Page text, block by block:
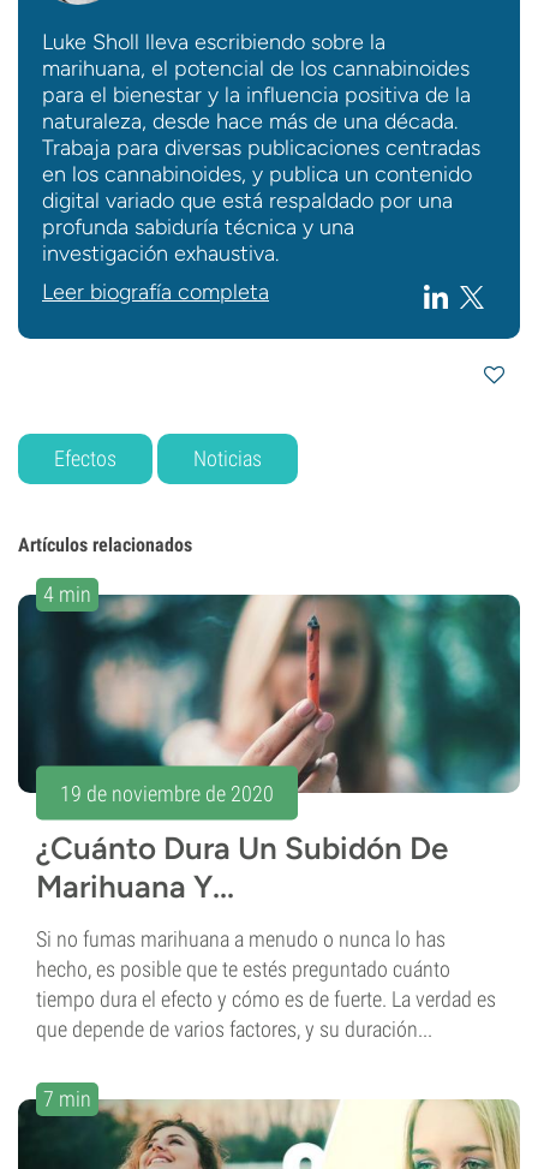
Luke Sholl lleva escribiendo sobre la
marihuana, el potencial de los cannabinoides
para el bienestar y la influencia positiva de la
naturaleza, desde hace más de una década.
Trabaja para diversas publicaciones centradas
en los cannabinoides, y publica un contenido
digital variado que está respaldado por una
profunda sabiduría técnica y una
investigación exhaustiva.
Leer biografía completa
Efectos Noticias
Artículos relacionados
4 min
19 de noviembre de 2020
¿Cuánto Dura Un Subidón De
Marihuana Y...
Si no fumas marihuana a menudo o nunca lo has
hecho, es posible que te estés preguntado cuánto
tiempo dura el efecto y cómo es de fuerte. La verdad es
que depende de varios factores, y su duración...
7 min